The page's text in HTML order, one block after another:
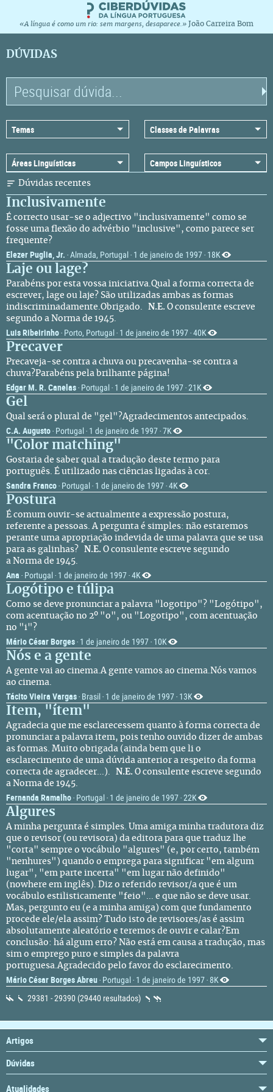
«A língua é como um rio: sem margens, desaparece.» João Carreira Bom
DÚVIDAS
Dúvidas recentes
Inclusivamente
É correcto usar-se o adjectivo "inclusivamente" como se
fosse uma flexão do advérbio "inclusive", como parece ser
frequente?
Elezer Puglia, Jr. · Almada, Portugal · 1 de janeiro de 1997 · 18K
Laje ou lage?
Parabéns por esta vossa iniciativa.Qual a forma correcta de
escrever, lage ou laje? São utilizadas ambas as formas
indiscriminadamente.Obrigado. N.E. O consulente escreve
segundo a Norma de 1945.
Luis Ribeirinho · Porto, Portugal · 1 de janeiro de 1997 · 40K
Precaver
Precaveja-se contra a chuva ou precavenha-se contra a
chuva?Parabéns pela brilhante página!
Edgar M. R. Canelas · Portugal · 1 de janeiro de 1997 · 21K
Gel
Qual será o plural de "gel"?Agradecimentos antecipados.
C.A. Augusto · Portugal · 1 de janeiro de 1997 · 7K
"Color matching"
Gostaria de saber qual a tradução deste termo para
português. É utilizado nas ciências ligadas à cor.
Sandra Franco · Portugal · 1 de janeiro de 1997 · 4K
Postura
É comum ouvir-se actualmente a expressão postura,
referente a pessoas. A pergunta é simples: não estaremos
perante uma apropriação indevida de uma palavra que se usa
para as galinhas? N.E. O consulente escreve segundo
a Norma de 1945.
Ana · Portugal · 1 de janeiro de 1997 · 4K
Logótipo e túlipa
Como se deve pronunciar a palavra "logotipo"? "Logótipo",
com acentuação no 2º "o", ou "Logotipo", com acentuação
no "i"?
Mário César Borges · 1 de janeiro de 1997 · 10K
Nós e a gente
A gente vai ao cinema.A gente vamos ao cinema.Nós vamos
ao cinema.
Tácito Vieira Vargas · Brasil · 1 de janeiro de 1997 · 13K
Item, "ítem"
Agradecia que me esclarecessem quanto à forma correcta de
pronunciar a palavra item, pois tenho ouvido dizer de ambas
as formas. Muito obrigada (ainda bem que li o
esclarecimento de uma dúvida anterior a respeito da forma
correcta de agradecer...). N.E. O consulente escreve segundo
a Norma de 1945.
Fernanda Ramalho · Portugal · 1 de janeiro de 1997 · 22K
Algures
A minha pergunta é simples. Uma amiga minha tradutora diz
que o revisor (ou revisora) da editora para que traduz lhe
"corta" sempre o vocábulo "algures" (e, por certo, também
"nenhures") quando o emprega para significar "em algum
lugar", "em parte incerta" "em lugar não definido"
(nowhere em inglês). Diz o referido revisor/a que é um
vocábulo estilisticamente "feio"... e que não se deve usar.
Mas, pergunto eu (e a minha amiga) com que fundamento
procede ele/ela assim? Tudo isto de revisores/as é assim
absolutamente aleatório e teremos de ouvir e calar?Em
conclusão: há algum erro? Não está em causa a tradução, mas
sim o emprego puro e simples da palavra
portuguesa.Agradecido pelo favor do esclarecimento.
Mário César Borges Abreu · Portugal · 1 de janeiro de 1997 · 8K
29381 - 29390 (29440 resultados)
Artigos
Dúvidas
Atualidades